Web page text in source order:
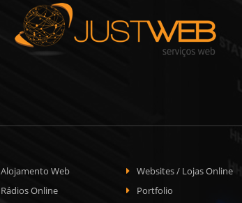
Alojamento Web
Rádios Online
Websites / Lojas Online
Portfolio